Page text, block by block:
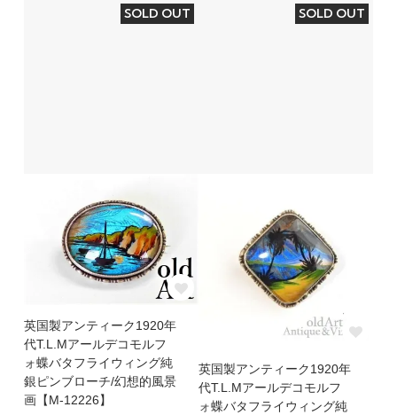
SOLD OUT
英国製アンティーク1920年
代T.L.Mアールデコモルフ
ォ蝶バタフライウィング純
銀ピンブローチ/幻想的風景
画【M-12226】
SOLD OUT
英国製アンティーク1920年
代T.L.Mアールデコモルフ
ォ蝶バタフライウィング純